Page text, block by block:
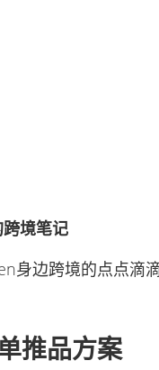
境笔记
边跨境的点点滴滴
推品方案